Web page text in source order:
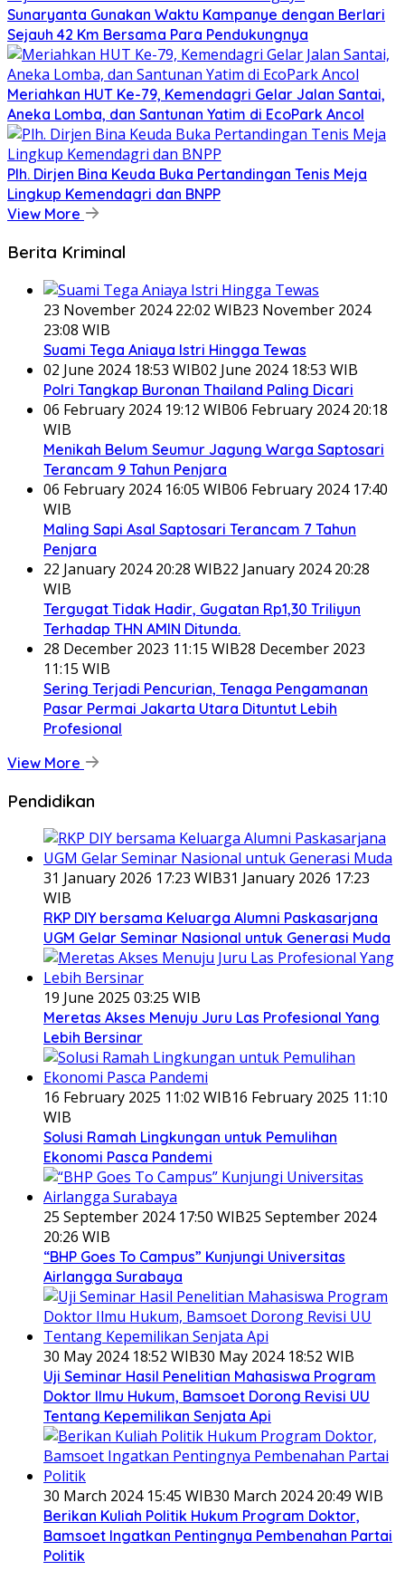
Sunaryanta Gunakan Waktu Kampanye dengan Berlari
Sejauh 42 Km Bersama Para Pendukungnya
Meriahkan HUT Ke-79, Kemendagri Gelar Jalan Santai,
Aneka Lomba, dan Santunan Yatim di EcoPark Ancol
Plh. Dirjen Bina Keuda Buka Pertandingan Tenis Meja
Lingkup Kemendagri dan BNPP
View More
Berita Kriminal
23 November 2024 22:02 WIB23 November 2024
23:08 WIB
Suami Tega Aniaya Istri Hingga Tewas
02 June 2024 18:53 WIB02 June 2024 18:53 WIB
Polri Tangkap Buronan Thailand Paling Dicari
06 February 2024 19:12 WIB06 February 2024 20:18
WIB
Menikah Belum Seumur Jagung Warga Saptosari
Terancam 9 Tahun Penjara
06 February 2024 16:05 WIB06 February 2024 17:40
WIB
Maling Sapi Asal Saptosari Terancam 7 Tahun
Penjara
22 January 2024 20:28 WIB22 January 2024 20:28
WIB
Tergugat Tidak Hadir, Gugatan Rp1,30 Triliyun
Terhadap THN AMIN Ditunda.
28 December 2023 11:15 WIB28 December 2023
11:15 WIB
Sering Terjadi Pencurian, Tenaga Pengamanan
Pasar Permai Jakarta Utara Dituntut Lebih
Profesional
View More
Pendidikan
31 January 2026 17:23 WIB31 January 2026 17:23
WIB
RKP DIY bersama Keluarga Alumni Paskasarjana
UGM Gelar Seminar Nasional untuk Generasi Muda
19 June 2025 03:25 WIB
Meretas Akses Menuju Juru Las Profesional Yang
Lebih Bersinar
16 February 2025 11:02 WIB16 February 2025 11:10
WIB
Solusi Ramah Lingkungan untuk Pemulihan
Ekonomi Pasca Pandemi
25 September 2024 17:50 WIB25 September 2024
20:26 WIB
“BHP Goes To Campus” Kunjungi Universitas
Airlangga Surabaya
30 May 2024 18:52 WIB30 May 2024 18:52 WIB
Uji Seminar Hasil Penelitian Mahasiswa Program
Doktor Ilmu Hukum, Bamsoet Dorong Revisi UU
Tentang Kepemilikan Senjata Api
30 March 2024 15:45 WIB30 March 2024 20:49 WIB
Berikan Kuliah Politik Hukum Program Doktor,
Bamsoet Ingatkan Pentingnya Pembenahan Partai
Politik